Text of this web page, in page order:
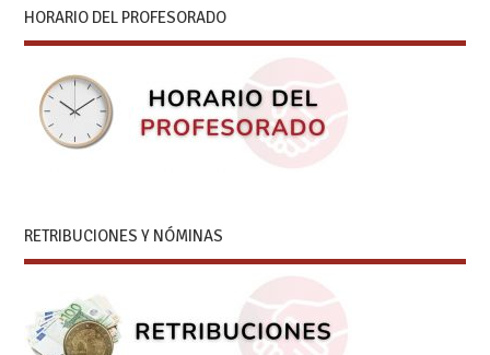
HORARIO DEL PROFESORADO
RETRIBUCIONES Y NÓMINAS